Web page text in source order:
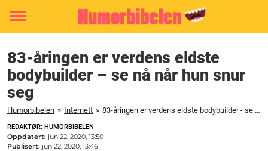
Toggle
83-åringen er verdens eldste
bodybuilder – se nå når hun snur
seg
Humorbibelen » Internett » 83-åringen er verdens eldste bodybuilder - se nå når hun snur seg
REDAKTØR: HUMORBIBELEN
Oppdatert: jun 22, 2020, 13:50
Publisert: jun 22, 2020, 13:46